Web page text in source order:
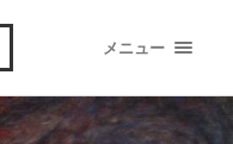
メニュー